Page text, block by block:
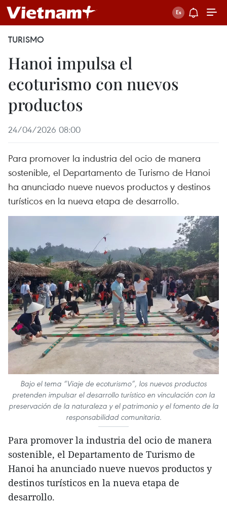
TURISMO
Hanoi impulsa el
ecoturismo con nuevos
productos
24/04/2026 08:00
Para promover la industria del ocio de manera
sostenible, el Departamento de Turismo de Hanoi
ha anunciado nueve nuevos productos y destinos
turísticos en la nueva etapa de desarrollo.
Bajo el tema “Viaje de ecoturismo”, los nuevos productos
pretenden impulsar el desarrollo turístico en vinculación con la
preservación de la naturaleza y el patrimonio y el fomento de la
responsabilidad comunitaria.
Para promover la industria del ocio de manera
sostenible, el Departamento de Turismo de
Hanoi ha anunciado nueve nuevos productos y
destinos turísticos en la nueva etapa de
desarrollo.